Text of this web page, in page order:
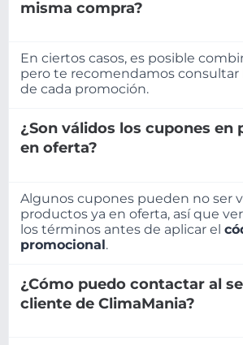
misma compra?
En ciertos casos, es posible
pero te recomendamos consultar
de cada promoción.
¿Son válidos los cupones en
en oferta?
Algunos cupones pueden no ser
productos ya en oferta, así que
los términos antes de aplicar el
promocional.
¿Cómo puedo contactar al
cliente de ClimaMania?